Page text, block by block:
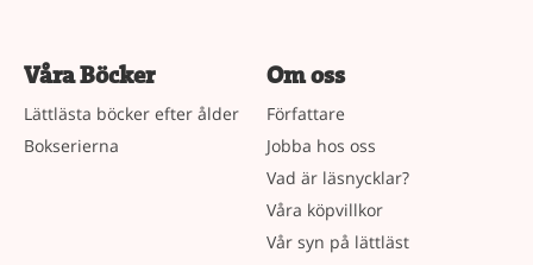
Våra Böcker
Lättlästa böcker efter ålder
Bokserierna
Om oss
Författare
Jobba hos oss
Vad är läsnycklar?
Våra köpvillkor
Vår syn på lättläst